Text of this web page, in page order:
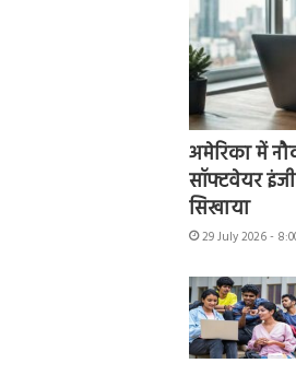
अमेरिका में
सॉफ्टवेयर
सिखाया
29 July 2026 -